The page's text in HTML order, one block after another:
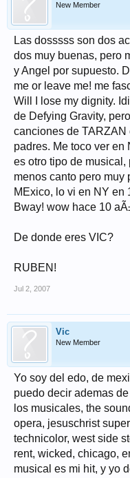
New Member
Las dosssss son dos
dos muy buenas, pero
y Angel por supuesto.
me or leave me! me
Will I lose my dignity.
de Defying Gravity,
canciones de TARZAN
padres. Me toco ver
es otro tipo de
menos canto pero muy
MExico, lo vi en NY en
Bway! wow hace 10
De donde eres VIC?
RUBEN!
Jul 2, 2007
Vic
New Member
Yo soy del edo, de
puedo decir ademas
los musicales, the
opera, jesuschrist
technicolor, west side
rent, wicked, chicago,
musical es mi hit, y yo